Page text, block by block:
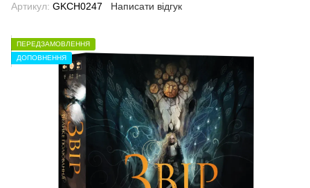
Артикул: GKCH0247 Написати відгук
ПЕРЕДЗАМОВЛЕННЯ
ДОПОВНЕННЯ